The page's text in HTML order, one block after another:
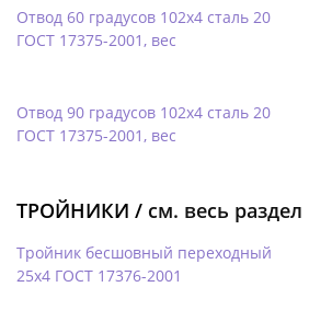
Отвод 60 градусов 102х4 сталь 20
ГОСТ 17375-2001, вес
Отвод 90 градусов 102х4 сталь 20
ГОСТ 17375-2001, вес
ТРОЙНИКИ / см. весь раздел
Тройник бесшовный переходный
25х4 ГОСТ 17376-2001